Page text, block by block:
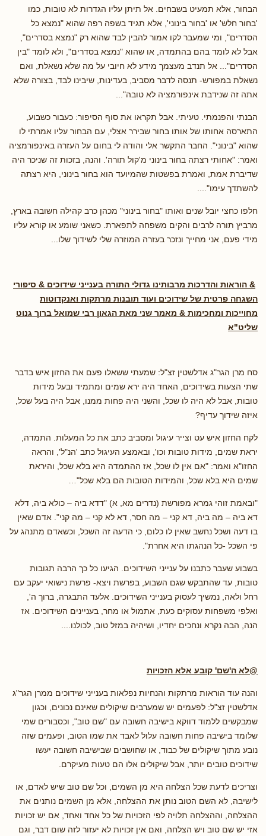
הבחור, אלא תמעיט בשבחים. אל תיתן עליו הגדרות לא טובות, כמו
'בחור חלש' או 'בחור בינוני', אלא תגיד בשפה רפה שהוא "נמצא כל
הסדרים", ומי שמעבר לקו אמור להבין לבד שהוא רק "נמצא בסדרים",
אבל לא לומד בהם בהתמדה, או שהוא "נמצא בסדרים", ולא לומד "בין
הסדרים"... אל תנדב מעצמך מידע לא חיובי על מה שלא נשאלת, ואם
נשאלת במפורש- תנסה לדבר מסביב, בעדינות, שיבינו לבד, בצורה שלא
אתה זה שנידבת אינפורמציה לא טובה"...
הבנתי והפנמתי. טעיתי. אבל תקראו את סוף הסיפור: כעבור כשבוע,
התארסה אחותו של אותו בחור שבירר אצלי, עם הבחור עליו אמרתי לו
שהוא "בינוני". החבר התקשר אלי והודה לי בחום על העזרה באינפורמציה
ואמר: "אחותי רצתה בחור בינוני מ'קול תורה'. והנה, בזכות זה שניכר היה
שדיברת אמת, ואמרת בפשטות שהמיועד הוא בחור בינוני, היא רצתה
להשתדך עימו"....
חלפו כחצי יובל שנים ואותו "בחור בינוני" מכהן כרב קהילה חשובה בארץ,
מרביץ תורה לרבים והקים משפחה לתפארת. כשאני שומע או קורא עליו
מידי פעם, אני מחייך ונזכר בעזרה המוזרה שלי לשידוך שלו...
& הוראות והדרכות מרבותינו גדולי התורה בענייני שידוכים & סיפורי
השגחה פרטית של שידוכים ועוד תובנות מרתקות ואנקדוטות
מחוייכות ומחכימות & מאמר שני מאת הגאון רבי שמואל ברוך גנוט
שליט"א
סח מרן הגר"ג אדלשטין זצ"ל: שמעתי ששאלו פעם את החזון איש בדבר
שתי הצעות בשידוכים, האחד היה ירא שמים ומתמיד ובעל מידות
טובות, אבל לא היה לו שכל, והשני היה פחות ממנו, אבל היה בעל שכל,
איזה שידוך עדיף?
לקח החזון איש עט וצייר עיגול ומסביב כתב את כל המעלות. התמדה,
יראת שמים, מידות טובות וכו', ובאמצע העיגול כתב 'הנ"ל', והראה
החזו"א ואמר: "אם אין לו שכל, אז ההתמדה היא בלא שכל, והיראת
שמים היא בלא שכל, והמידות הטובות הם בלא שכל"…
"ובאמת זוהי גמרא מפורשת (נדרים מא, א) "דדא ביה – כולא ביה, דלא
דא ביה – מה ביה, דא קני – מה חסר, דא לא קני – מה קני". אדם שאין
בו דעה ושכל נחשב שאין לו כלום, כי הדעה זה השכל, וכשאדם מתנהג על
פי השכל -כל הנהגתו היא אחרת".
בשבוע שעבר כתבנו על ענייני השידוכים. הגיעו כל כך הרבה תגובות
טובות, עד שהתבקש שגם השבוע, בפרשת ויצא- פרשת נישואי יעקב עם
רחל ולאה, נמשיך לעסוק בענייני השידוכים. אלעד התבגרה, ברוך ה',
ואלפי משפחות עסוקים כעת, אתמול או מחר, בעניינים השידוכים. אז
הנה, הבה נקרא ונחכים יחדיו, ושיהיה במזל טוב, לכולנו....
@לא ה'שם' קובע אלא הזכויות
והנה עוד הוראות מרתקות והנחיות נפלאות בענייני שידוכים ממרן הגר"ג
אדלשטין זצ"ל: לפעמים יש שמערבים שיקולים שאינם נכונים, וכגון
שמבקשים ללמוד דווקא בישיבה חשובה עם "שם טוב", וכסבורים שמי
שלומד בישיבה פחות חשובה עלול לאבד את שמו הטוב, ופעמים שזה
נובע מתוך שיקולים של כבוד, או שחושבים שבישיבה חשובה יעשו
שידוכים טובים יותר, אבל שיקולים אלו הם טעות מעיקרם.
וצריכים לדעת שכל הצלחה היא מן השמים, וכל שם טוב שיש לאדם, או
לישיבה, לא השם הטוב נותן את ההצלחה, אלא מן השמים נותנים את
ההצלחה, וההצלחה תלויה לפי הזכויות של כל אחד ואחד, אם יש זכויות
אזי יש שם טוב ויש הצלחה, ואם אין זכויות לא יעזור לזה שום דבר, וגם